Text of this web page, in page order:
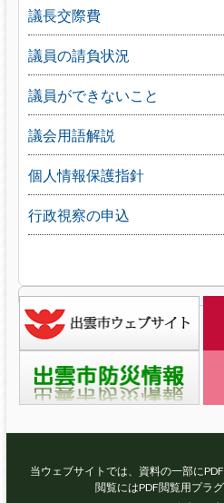
議長交際費
議員の請負状況
議員ができないこと
議会用語解説
個人情報保護指針
行政視察の申込
当ウェブサイトでは、資料の一部に
閲覧にはPDF閲覧用プラ